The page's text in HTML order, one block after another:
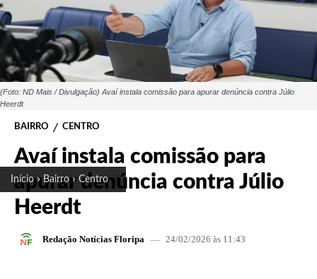
Início Bairro Centro
(Foto: ND Mais / Divulgação) Avaí instala comissão para apurar denúncia contra Júlio
Heerdt
BAIRRO CENTRO
Avaí instala comissão para
apurar denúncia contra Júlio
Heerdt
Redação Notícias Floripa 24/02/2026 às 11:43